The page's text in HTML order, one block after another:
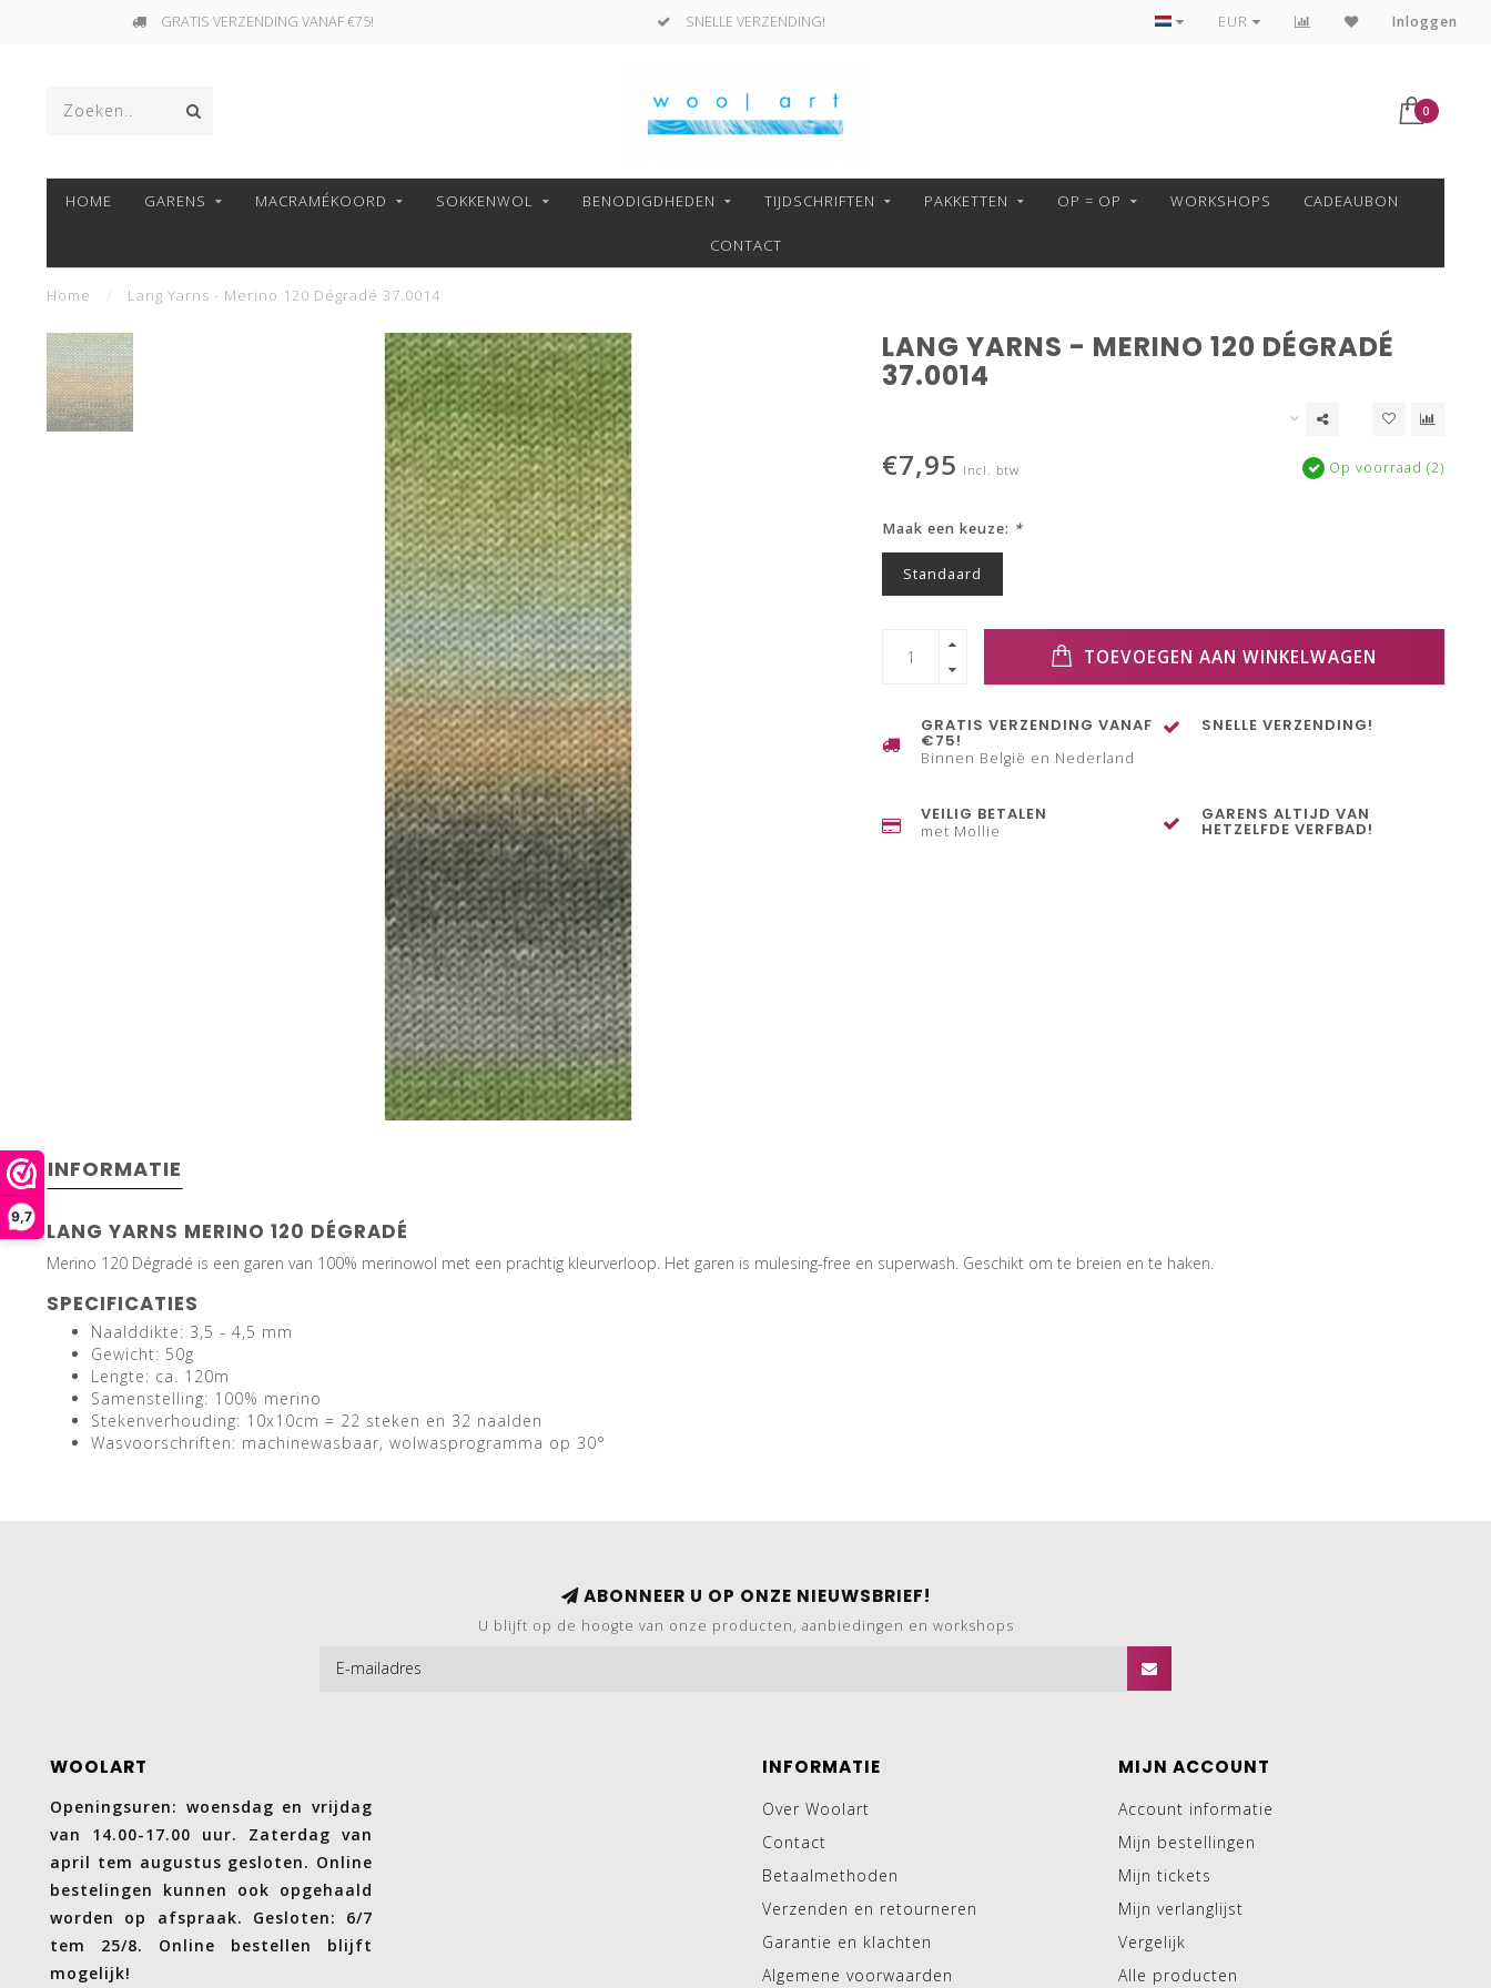
9,7
GRATIS VERZENDING VANAF €75! SNELLE VERZENDING! VEILIG BETALEN MET MOLLIE!
EUR Inloggen
0
HOME GARENS MACRAMÉKOORD SOKKENWOL BENODIGDHEDEN TIJDSCHRIFTEN PAKKETTEN OP = OP WORKSHOPS CADEAUBON
CONTACT
Home Lang Yarns - Merino 120 Dégradé 37.0014
LANG YARNS - MERINO 120 DÉGRADÉ
37.0014
€7,95 Incl. btw Op voorraad (2)
Maak een keuze: *
Standaard
TOEVOEGEN AAN WINKELWAGEN
GRATIS VERZENDING VANAF
€75!
Binnen België en Nederland
SNELLE VERZENDING!
VEILIG BETALEN
met Mollie
GARENS ALTIJD VAN
HETZELFDE VERFBAD!
INFORMATIE
LANG YARNS MERINO 120 DÉGRADÉ
Merino 120 Dégradé is een garen van 100% merinowol met een prachtig kleurverloop. Het garen is mulesing-free en superwash. Geschikt om te breien en te haken.
SPECIFICATIES
Naalddikte: 3,5 - 4,5 mm
Gewicht: 50g
Lengte: ca. 120m
Samenstelling: 100% merino
Stekenverhouding: 10x10cm = 22 steken en 32 naalden
Wasvoorschriften: machinewasbaar, wolwasprogramma op 30°
ABONNEER U OP ONZE NIEUWSBRIEF!
U blijft op de hoogte van onze producten, aanbiedingen en workshops
WOOLART
Openingsuren: woensdag en vrijdag
van 14.00-17.00 uur. Zaterdag van
april tem augustus gesloten. Online
bestelingen kunnen ook opgehaald
worden op afspraak. Gesloten: 6/7
tem 25/8. Online bestellen blijft
mogelijk!
INFORMATIE
Over Woolart
Contact
Betaalmethoden
Verzenden en retourneren
Garantie en klachten
Algemene voorwaarden
MIJN ACCOUNT
Account informatie
Mijn bestellingen
Mijn tickets
Mijn verlanglijst
Vergelijk
Alle producten